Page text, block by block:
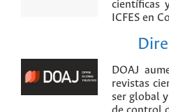
científicas
ICFES en
DOAJ
revistas
ser global